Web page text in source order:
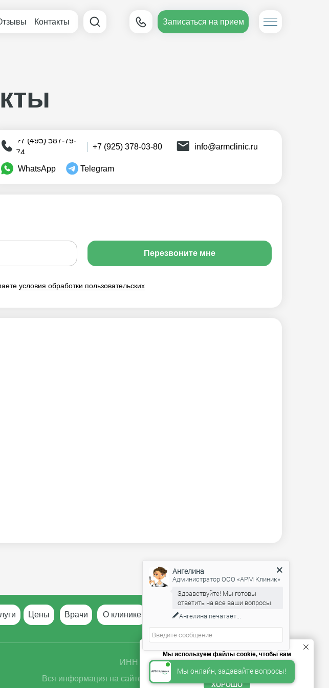
Мы используем файлы cookie, чтобы вам
было удобнее пользоваться сайтом.
ХОРОШО
Записаться на прием
Контакты
Перезвоните мне
+7 (925) 378-03-80
Telegram
WhatsApp
info@armclinic.ru
+7 (495) 587-79-
74
условия обработки пользовательских
Вся информация на сайте носит ознакомительный характер
ОГРН 5167746377563
ИНН 9729041467
Контакты
FAQ
Отзывы
О клинике
Врачи
Цены
Мы онлайн, задавайте вопросы!
Ангелина
Администратор ООО «АРМ Клиник»
Здравствуйте! Мы готовы
ответить на все ваши вопросы.
Ангелина печатает...